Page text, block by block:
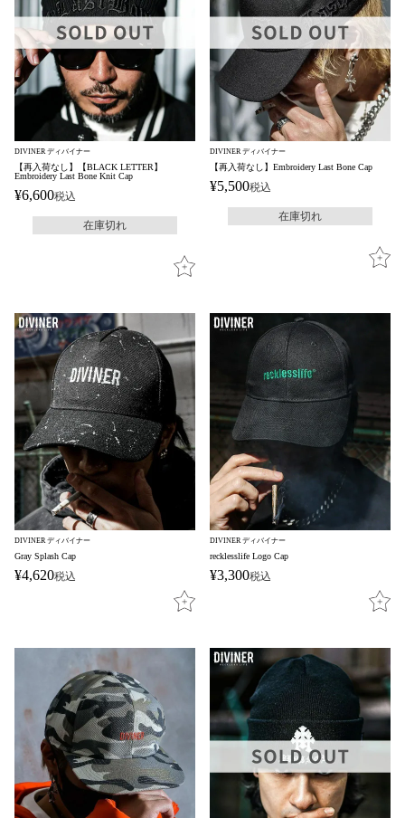
DIVINER ディバイナー
【再入荷なし】【BLACK LETTER】
Embroidery Last Bone Knit Cap
¥6,600税込
在庫切れ
DIVINER ディバイナー
【再入荷なし】Embroidery Last Bone Cap
¥5,500税込
在庫切れ
DIVINER ディバイナー
Gray Splash Cap
¥4,620税込
DIVINER ディバイナー
recklesslife Logo Cap
¥3,300税込